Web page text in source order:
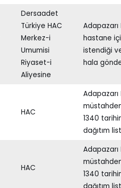
Dersaadet
Türkiye HAC
Merkez-i
Umumisi
Riyaset-i
Aliyesine
Adapazarı
hastane
istendiği
hala
HAC
1340
dağıtım
HAC
1340
dağıtım